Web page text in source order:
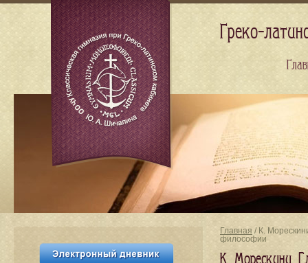
Главная / К.
философии
Греко-